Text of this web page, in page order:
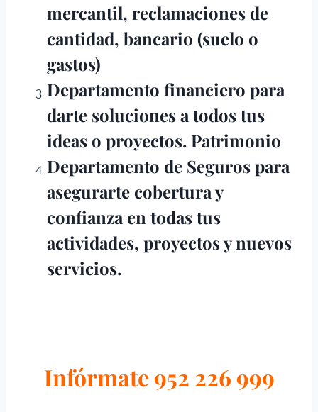
mercantil, reclamaciones de
cantidad, bancario (suelo o
gastos)
Departamento financiero para
darte soluciones a todos tus
ideas o proyectos. Patrimonio
Departamento de Seguros para
asegurarte cobertura y
confianza en todas tus
actividades, proyectos y nuevos
servicios.
Infórmate 952 226 999